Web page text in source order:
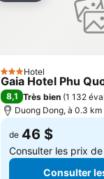
3 Étoiles
Hotel
Gaia Hotel Phu
8,1 Très bien (1 132
Duong Dong, à 0.3
de 46 $
Consulter les prix
Consulter